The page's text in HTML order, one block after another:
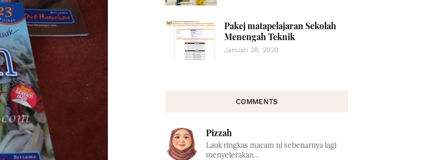
Pakej matapelajaran Sekolah
Menengah Teknik
Januari 28, 2020
COMMENTS
Pizzah
Lauk ringkas macam ni sebenarnya lagi
menyelerakan...